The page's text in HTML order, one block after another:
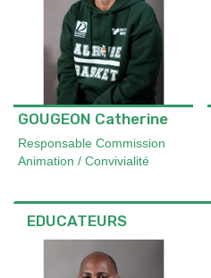
GOUGEON Catherine
Responsable Commission
Animation / Convivialité
EDUCATEURS